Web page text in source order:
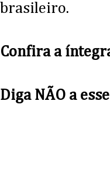
brasileiro.
Confira a
Diga NÃO a